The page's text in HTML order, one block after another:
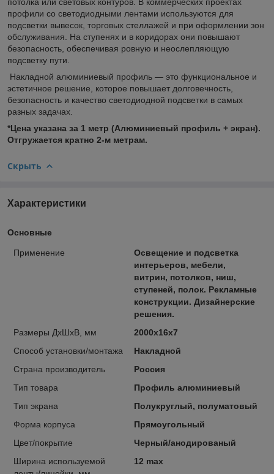
профили со светодиодными лентами используются для
подсветки вывесок, торговых стеллажей и при оформлении зон
обслуживания. На ступенях и в коридорах они повышают
безопасность, обеспечивая ровную и неослепляющую
подсветку пути.
Накладной алюминиевый профиль — это функциональное и
эстетичное решение, которое повышает долговечность,
безопасность и качество светодиодной подсветки в самых
разных задачах.
*Цена указана за 1 метр (Алюминиевый профиль + экран).
Отгружается кратно 2-м метрам.
Скрыть
Характеристики
Основные
Применение
Освещение и подсветка
интерьеров, мебели,
витрин, потолков, ниш,
ступеней, полок. Рекламные
конструкции. Дизайнерские
решения.
Размеры ДхШхВ, мм
2000х16х7
Способ установки/монтажа
Накладной
Стрaна производитель
Россия
Тип товара
Профиль алюминиевый
Тип экрана
Полукруглый, полуматовый
Форма корпуса
Прямоугольный
Цвет/покрытие
Черный/анодированый
Ширина используемой
12 max